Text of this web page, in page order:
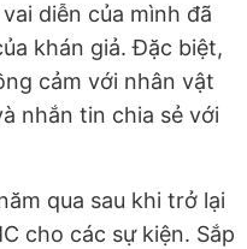
diễn của mình đã
khán giả. Đặc biệt,
cảm với nhân vật
nhắn tin chia sẻ với
qua sau khi trở lại
cho các sự kiện. Sắp